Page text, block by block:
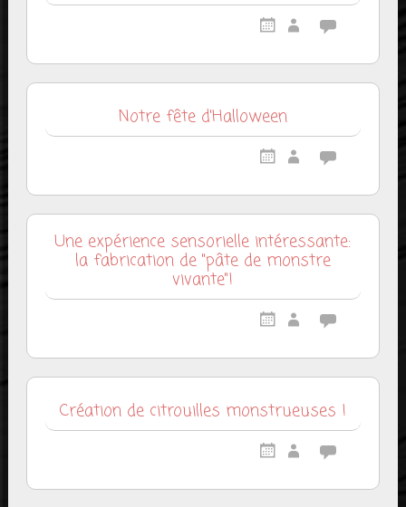
Notre fête d'Halloween
Une expérience sensorielle intéressante:
la fabrication de "pâte de monstre
vivante"!
Création de citrouilles monstrueuses !